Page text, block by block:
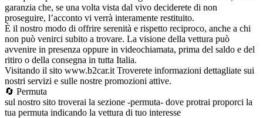
garanzia che, se una volta vista dal vivo deciderete di non
proseguire, l’acconto vi verrà interamente restituito.
È il nostro modo di offrire serenità e rispetto reciproco, anche a chi
non può venirci subito a trovare. La visione della vettura può
avvenire in presenza oppure in videochiamata, prima del saldo e del
ritiro o della consegna in tutta Italia.
Visitando il sito www.b2car.it Troverete informazioni dettagliate sui
nostri servizi e sulle nostre promozioni attive.
🔄 Permuta
sul nostro sito troverai la sezione -permuta- dove protrai proporci la
tua permuta indicando la vettura di tuo interesse